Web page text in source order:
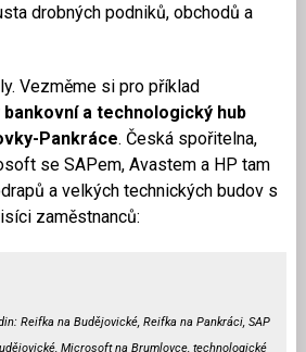
drobných podniků, obchodů a
Vezměme si pro příklad
a technologický hub
Pankráce. Česká spořitelna,
se SAPem, Avastem a HP tam
a velkých technických budov s
zaměstnanců:
Reifka na Budějovické, Reifka na Pankráci, SAP
Microsoft na Brumlovce, technologické